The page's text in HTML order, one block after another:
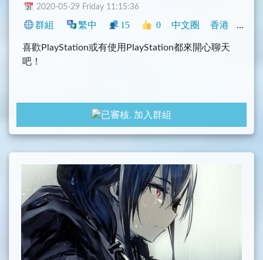
2020-05-29 Friday 11:15:36
群組 繁中 15 0 中文圈 香港 臺灣
喜歡PlayStation或有使用PlayStation都來開心聊天
吧！
加入群組